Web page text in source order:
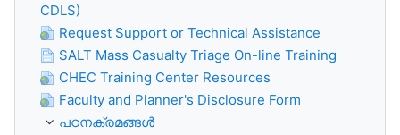
CDLS)
Request Support or Technical Assistance
SALT Mass Casualty Triage On-line Training
CHEC Training Center Resources
Faculty and Planner's Disclosure Form
പഠനക്രമങ്ങള്‍